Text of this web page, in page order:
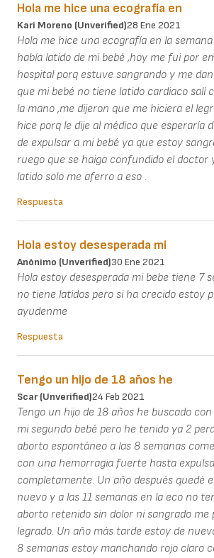
Hola me hice una ecografía en
Kari Moreno (unverified)28 Ene 2021
Hola me hice una ecografía en la
había latido de mi bebé ,hoy me fui por
hospital porq estuve sangrando y me
que mi bebé no tiene latido cardiaco salí
la mano ,me dijeron que me hiciera el
hice porq le dije al médico que esperaría
de expulsar a mi bebé ya que estoy
ruego que se haiga confundido el doctor
latido solo me aferro a eso .
Respuesta
Hola estoy desesperada mi
Anónimo (unverified)30 Ene 2021
Hola estoy desesperada mi bebe tiene 7
no tiene latidos pero si ha crecido estoy
ayudenme
Respuesta
Tengo un hijo de 18 años he
Scar (unverified)24 Feb 2021
Tengo un hijo de 18 años he buscado
mi segundo bebé pero he tenido ya 2
aborto espontáneo a las 8 semanas
con una hemorragia fuerte hasta
completamente. Un año después quedé
nuevo y a las 11 semanas en la eco no
aborto retenido sin dolor ni sangrado me
legrado. Un año más tarde estoy de
8 semanas estoy manchando rojo claro